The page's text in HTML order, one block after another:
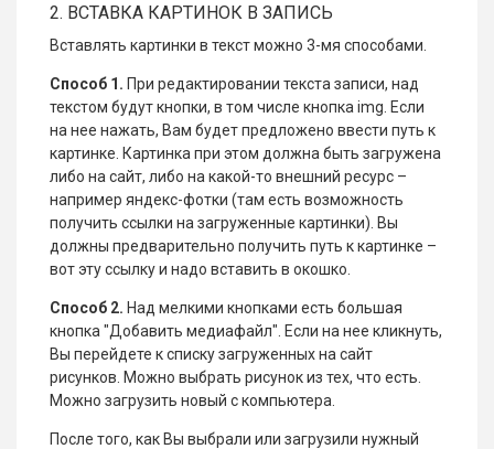
2. ВСТАВКА КАРТИНОК В ЗАПИСЬ
Вставлять картинки в текст можно 3-мя способами.
Способ 1. При редактировании текста записи, над
текстом будут кнопки, в том числе кнопка img. Если
на нее нажать, Вам будет предложено ввести путь к
картинке. Картинка при этом должна быть загружена
либо на сайт, либо на какой-то внешний ресурс –
например яндекс-фотки (там есть возможность
получить ссылки на загруженные картинки). Вы
должны предварительно получить путь к картинке –
вот эту ссылку и надо вставить в окошко.
Способ 2. Над мелкими кнопками есть большая
кнопка "Добавить медиафайл". Если на нее кликнуть,
Вы перейдете к списку загруженных на сайт
рисунков. Можно выбрать рисунок из тех, что есть.
Можно загрузить новый с компьютера.
После того, как Вы выбрали или загрузили нужный